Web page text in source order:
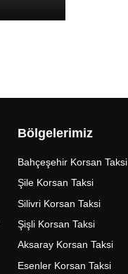
Bölgelerimiz
Bahçeşehir Korsan Taksi
Şile Korsan Taksi
Silivri Korsan Taksi
Şişli Korsan Taksi
Aksaray Korsan Taksi
Esenler Korsan Taksi